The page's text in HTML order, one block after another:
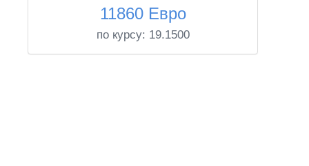
11860 Евро
по курсу: 19.1500